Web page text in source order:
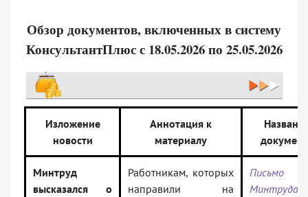
Обзор документов, включенных в систему
КонсультантПлюс с 18.05.2026 по 25.05.2026
Изложение
новости
Аннотация к
материалу
Минтруд
высказался о
Работникам, которых
направили на
Письмо
Минтруда